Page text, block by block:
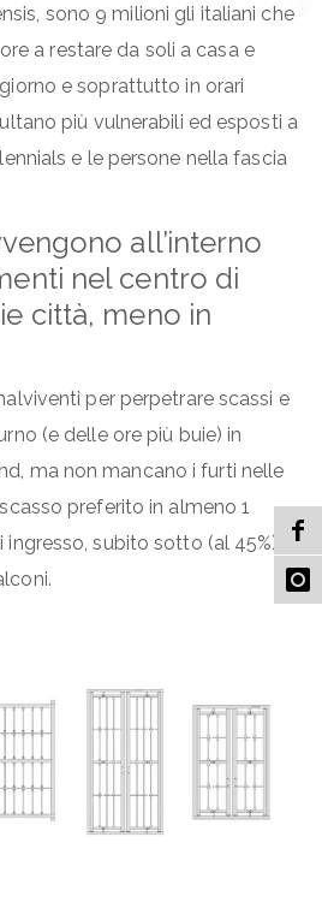
sono 9 milioni gli italiani che
a restare da soli a casa e
e soprattutto in orari
più vulnerabili ed esposti a
e le persone nella fascia
all’interno
nel centro di
città, meno in
per perpetrare scassi e
(e delle ore più buie) in
ma non mancano i furti nelle
preferito in almeno 1
subito sotto (al 45%)